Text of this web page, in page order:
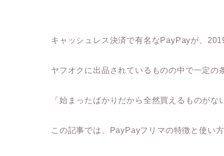
キャッシュレス決済で有名なPayPayが、
ヤフオクに出品されているものの中で一定
「始まったばかりだから全然買えるものが
この記事では、PayPayフリマの特徴と使い